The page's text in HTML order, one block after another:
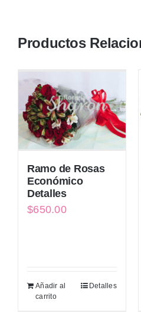
Productos
Ramo de Rosas
Económico
Detalles
$650.00
Añadir al
carrito
Detalles